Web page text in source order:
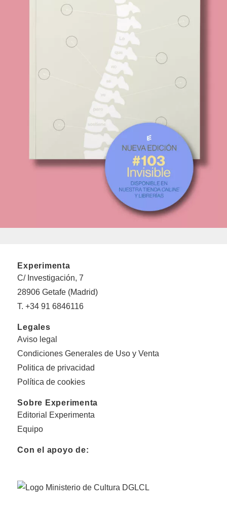
Experimenta
C/ Investigación, 7
28906 Getafe (Madrid)
T. +34 91 6846116
Legales
Aviso legal
Condiciones Generales de Uso y Venta
Politica de privacidad
Política de cookies
Sobre Experimenta
Editorial Experimenta
Equipo
Con el apoyo de: